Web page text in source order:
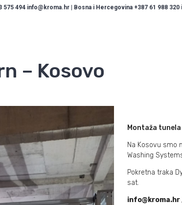
575 494 info@kroma.hr | Bosna i Hercegovina +387 61 988
– Kosovo
Montaža
Na Kosovu smo
Washing
Pokretna traka
sat.